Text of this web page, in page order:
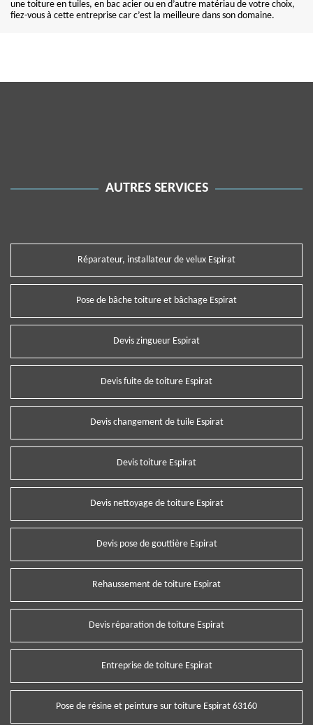
une toiture en tuiles, en bac acier ou en d’autre matériau de votre choix,
fiez-vous à cette entreprise car c’est la meilleure dans son domaine.
AUTRES SERVICES
Réparateur, installateur de velux Espirat
Pose de bâche toiture et bâchage Espirat
Devis zingueur Espirat
Devis fuite de toiture Espirat
Devis changement de tuile Espirat
Devis toiture Espirat
Devis nettoyage de toiture Espirat
Devis pose de gouttière Espirat
Rehaussement de toiture Espirat
Devis réparation de toiture Espirat
Entreprise de toiture Espirat
Pose de résine et peinture sur toiture Espirat 63160